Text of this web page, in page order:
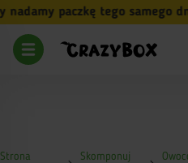
paczkę tego samego dnia.
Strona
Skomponuj